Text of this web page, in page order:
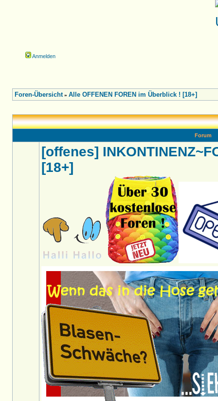
Anmelden
Foren-Übersicht» Alle OFFENEN FOREN im Überblick ! [18+]
Forum
[offenes]
[18+]